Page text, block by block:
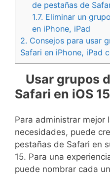
de pestañas de
1.7. Eliminar un
en iPhone, iPad
2. Consejos para usar
Safari en iPhone, iPad
Usar grupos
Safari en iOS
Para administrar mejor
necesidades, puede
pestañas de Safari en
15. Para una
puede nombrar cada